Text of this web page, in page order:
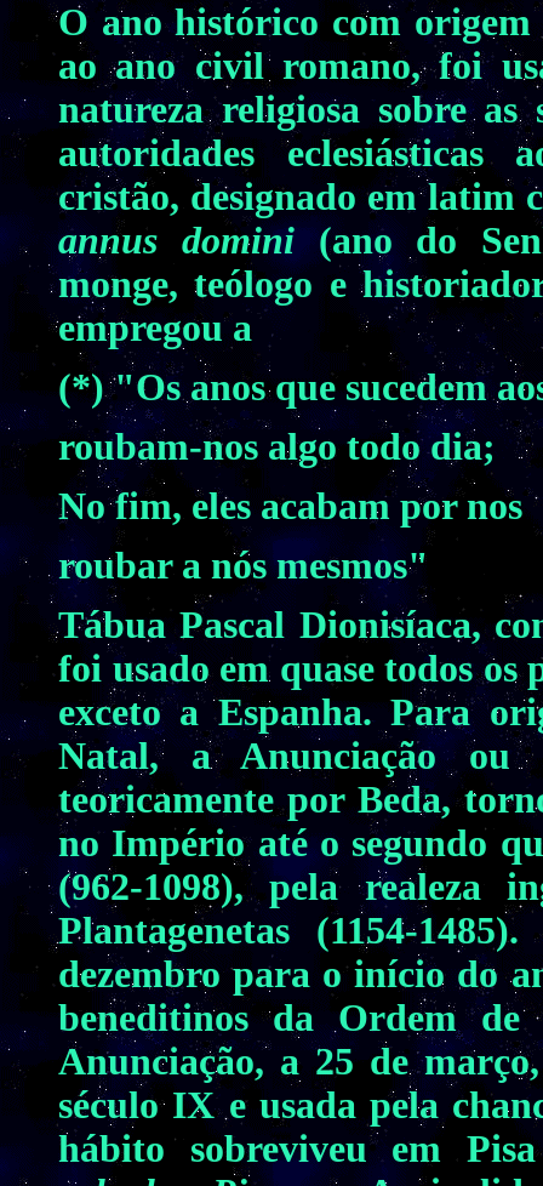
O ano histórico com
ao ano civil romano, foi
natureza religiosa sobre as
autoridades eclesiásticas
cristão, designado em latim
annus domini (ano do
monge, teólogo e
empregou a
(*) "Os anos que sucedem
roubam-nos algo todo dia;
No fim, eles acabam por nos
roubar a nós mesmos"
Tábua Pascal Dionisíaca,
foi usado em quase todos
exceto a Espanha. Para
Natal, a Anunciação ou
teoricamente por Beda,
no Império até o segundo
(962-1098), pela realeza
Plantagenetas (1154-
dezembro para o início do
beneditinos da Ordem
Anunciação, a 25 de
século IX e usada pela
hábito sobreviveu em